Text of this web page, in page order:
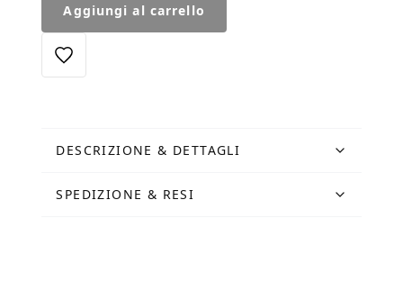
Shirt
Spilla
Colibrì
bianca
Aggiungi al carrello
DESCRIZIONE & DETTAGLI
SPEDIZIONE & RESI